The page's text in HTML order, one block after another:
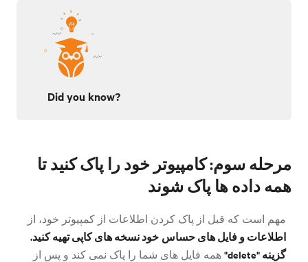
Did you know?
مرحله سوم: کامپیوتر خود را پاک کنید تا
همه داده ها پاک شوند
مهم است که قبل از پاک کردن اطلاعات از کمپیوتر خود، از
اطلاعات و فایل های حساس خود نسخه های کاپی تهیه کنید.
گزینه "delete"
همه فایل های شما را پاک نمی کند و پس از